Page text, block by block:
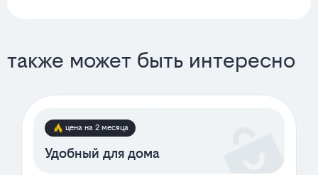
также может быть интересно
цена на 2 месяца
Удобный для дома